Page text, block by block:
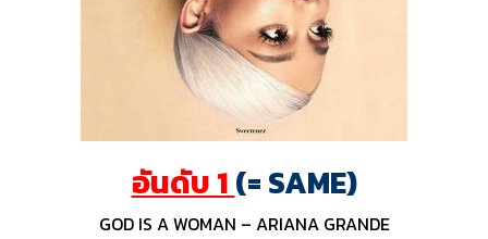
อันดับ 1(= SAME)
GOD IS A WOMAN – ARIANA GRANDE